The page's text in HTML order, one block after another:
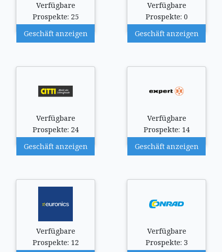
Verfügbare
Prospekte: 25
Geschäft anzeigen
Verfügbare
Prospekte: 0
Geschäft anzeigen
Verfügbare
Prospekte: 24
Geschäft anzeigen
Verfügbare
Prospekte: 14
Geschäft anzeigen
Verfügbare
Prospekte: 12
Verfügbare
Prospekte: 3